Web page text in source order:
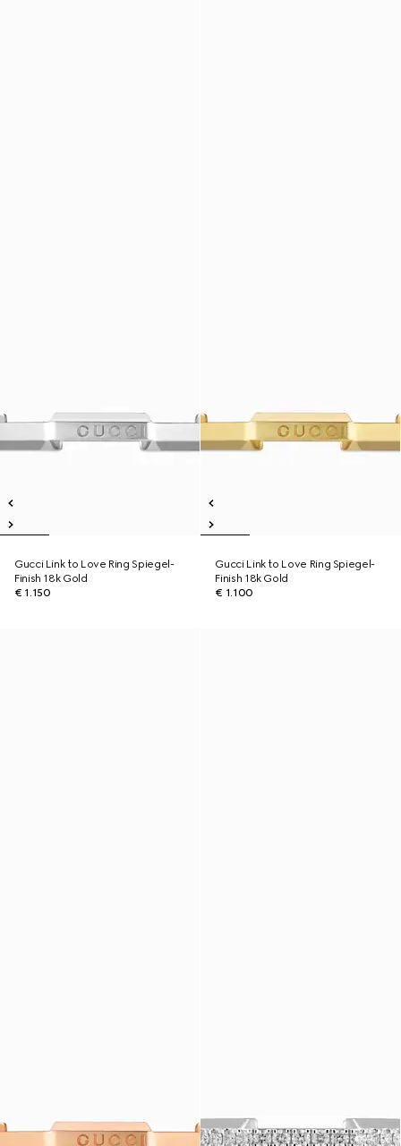
Gucci Link to Love Ring Spiegel-
Finish 18k Gold
€ 1.150
Gucci Link to Love Ring Spiegel-
Finish 18k Gold
€ 1.100